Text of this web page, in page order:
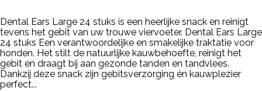
Dental Ears Large 24 stuks is een heerlijke snack en reinigt
tevens het gebit van uw trouwe viervoeter. Dental Ears Large
24 stuks Een verantwoordelijke en smakelijke traktatie voor
honden. Het stilt de natuurlijke kauwbehoefte, reinigt het
gebit en draagt bij aan gezonde tanden en tandvlees.
Dankzij deze snack zijn gebitsverzorging én kauwplezier
perfect...